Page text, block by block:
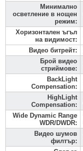
Минимално
осветление в нощен
режим:
Хоризонтален ъгъл
на видимост:
Видео битрейт:
Брой видео
стриймове:
BackLight
Compensation:
HighLight
Compensation:
Wide Dynamic Range
WDR/DWDR:
Видео шумов
филтър: